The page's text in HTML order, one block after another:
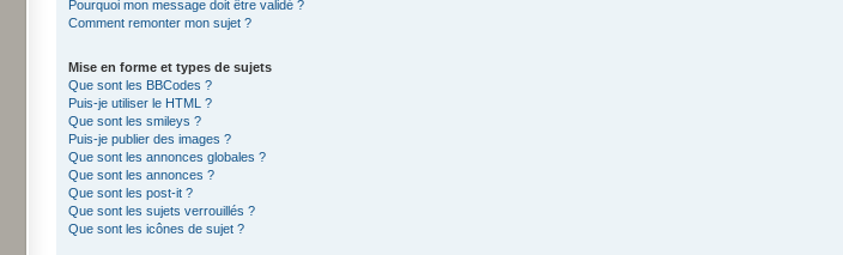
Pourquoi mon message doit être validé ?
Comment remonter mon sujet ?
Mise en forme et types de sujets
Que sont les BBCodes ?
Puis-je utiliser le HTML ?
Que sont les smileys ?
Puis-je publier des images ?
Que sont les annonces globales ?
Que sont les annonces ?
Que sont les post-it ?
Que sont les sujets verrouillés ?
Que sont les icônes de sujet ?